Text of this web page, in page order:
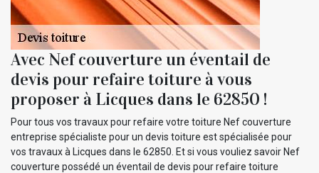
Avec Nef couverture un éventail de
devis pour refaire toiture à vous
proposer à Licques dans le 62850 !
Pour tous vos travaux pour refaire votre toiture Nef couverture
entreprise spécialiste pour un devis toiture est spécialisée pour
vos travaux à Licques dans le 62850. Et si vous vouliez savoir Nef
couverture possédé un éventail de devis pour refaire toiture